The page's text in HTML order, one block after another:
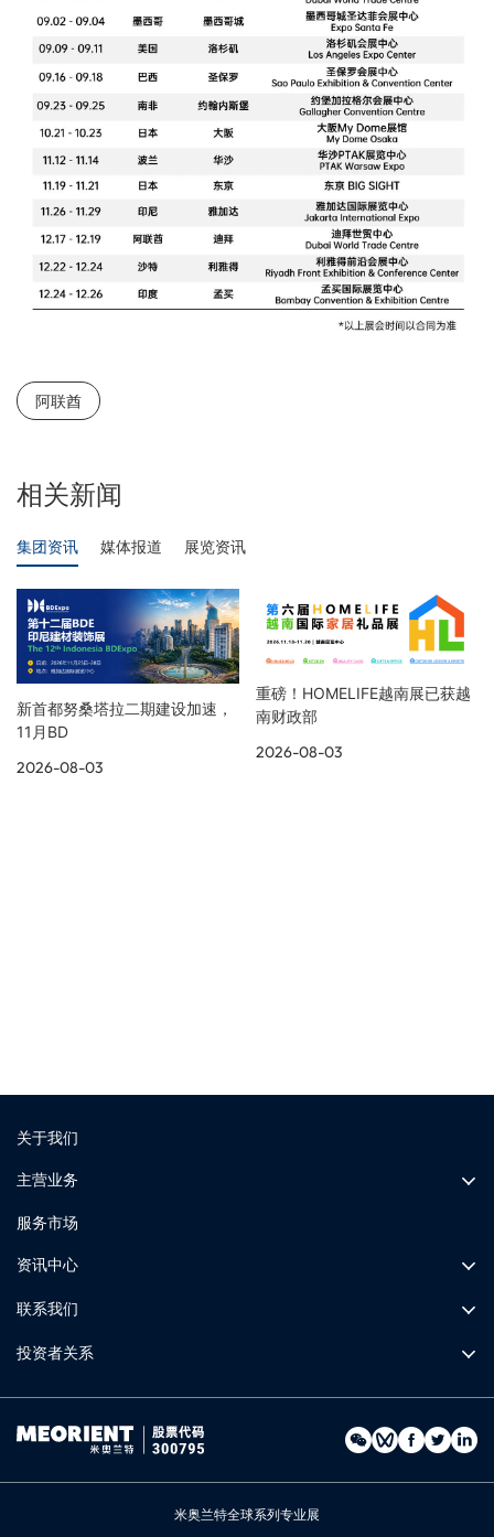
阿联酋
相关新闻
集团资讯 媒体报道 展览资讯
新首都努桑塔拉二期建设加速，
11月BD
2026-08-03
重磅！HOMELIFE越南展已获越
南财政部
2026-08-03
关于我们
主营业务
服务市场
资讯中心
联系我们
投资者关系
米奥兰特全球系列专业展